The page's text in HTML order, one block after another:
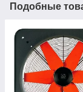
Подобные